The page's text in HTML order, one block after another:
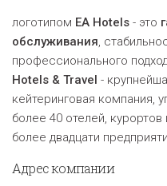
логотипом EA Hotels - это
обслуживания,
профессионального
Hotels & Travel -
кейтеринговая компания,
более 40 отелей,
более двадцати
Адрес компании